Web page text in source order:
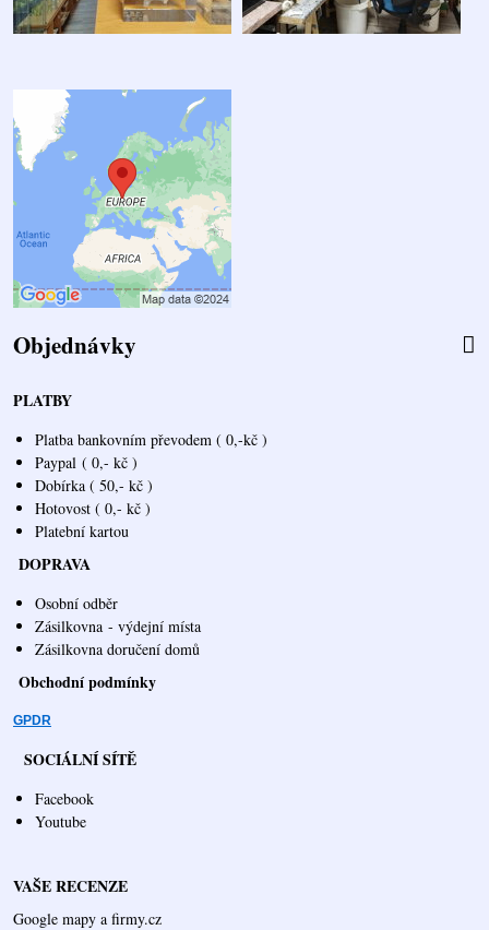
Objednávky
PLATBY
Platba bankovním převodem ( 0,-kč )
Paypal ( 0,- kč )
Dobírka ( 50,- kč )
Hotovost ( 0,- kč )
Platební kartou
DOPRAVA
Osobní odběr
Zásilkovna - výdejní místa
Zásilkovna doručení domů
Obchodní podmínky
GPDR
SOCIÁLNÍ SÍTĚ
Facebook
Youtube
VAŠE RECENZE
Google mapy a firmy.cz